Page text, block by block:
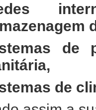
de
de